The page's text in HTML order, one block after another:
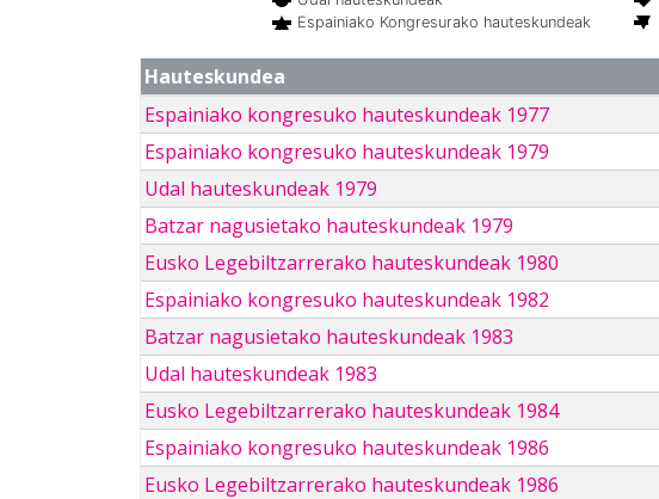
Espainiako Kongresurako hauteskundeak
Hauteskundea
Espainiako kongresuko hauteskundeak 1977
Espainiako kongresuko hauteskundeak 1979
Udal hauteskundeak 1979
Batzar nagusietako hauteskundeak 1979
Eusko Legebiltzarrerako hauteskundeak 1980
Espainiako kongresuko hauteskundeak 1982
Batzar nagusietako hauteskundeak 1983
Udal hauteskundeak 1983
Eusko Legebiltzarrerako hauteskundeak 1984
Espainiako kongresuko hauteskundeak 1986
Eusko Legebiltzarrerako hauteskundeak 1986